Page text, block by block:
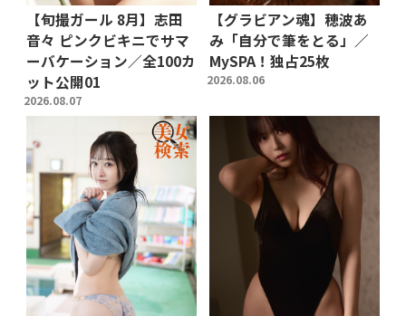
【旬撮ガール 8月】志田
音々 ピンクビキニでサマ
ーバケーション／全100カ
ット公開01
2026.08.07
【グラビアン魂】穂波あ
み「自分で筆をとる」／
MySPA！独占25枚
2026.08.06